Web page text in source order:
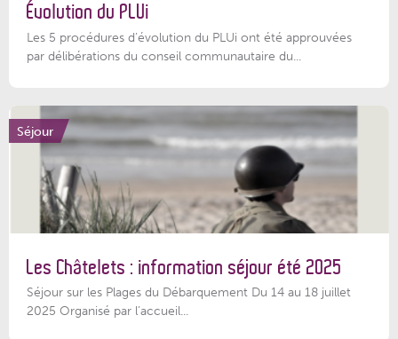
Évolution du PLUi
Les 5 procédures d’évolution du PLUi ont été approuvées
par délibérations du conseil communautaire du...
Séjour
Les Châtelets : information séjour été 2025
Séjour sur les Plages du Débarquement Du 14 au 18 juillet
2025 Organisé par l’accueil...